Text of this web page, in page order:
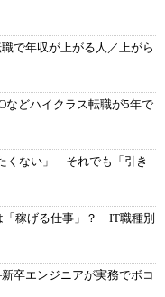
で年収が上がる人／上がら
などハイクラス転職が5年で
くない」 それでも「引き
「稼げる仕事」？ IT職種別
卒エンジニアが実務でボコ